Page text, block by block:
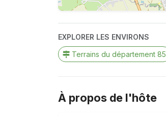
EXPLORER LES ENVIRONS
Terrains du département 85
À propos de l'hôte